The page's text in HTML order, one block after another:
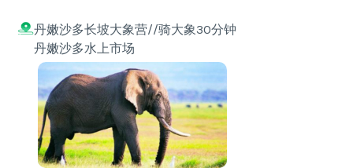
丹嫩沙多长坡大象营//骑大象30分钟
丹嫩沙多水上市场